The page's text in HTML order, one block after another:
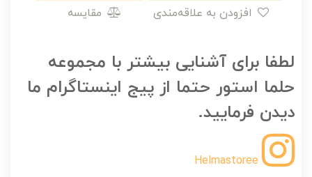
مقایسه
لطفا برای آشنایی بیشتر با مجموعه
حلما استور حتما از پیج اینستاگرام ما
دیدن فرمایید.
Helmastoree